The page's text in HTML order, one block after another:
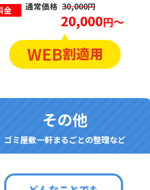
金 通常価格 30,000円
20,000円～
その他
ゴミ屋敷一軒まるごとの整理など